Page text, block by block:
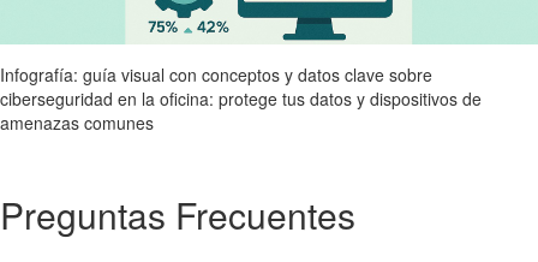
Infografía: guía visual con conceptos y datos clave sobre
ciberseguridad en la oficina: protege tus datos y dispositivos de
amenazas comunes
Preguntas Frecuentes